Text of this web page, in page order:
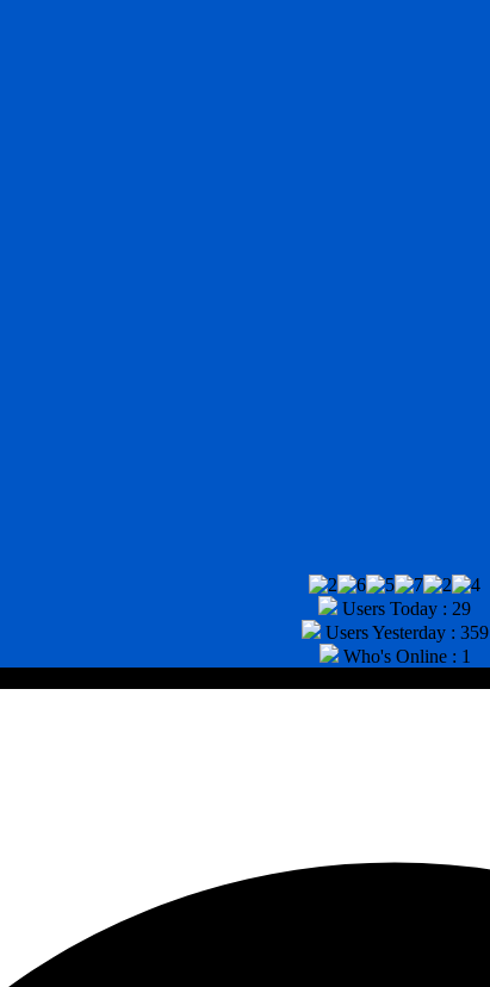
Users Today : 29
Users Yesterday : 359
Who's Online : 1